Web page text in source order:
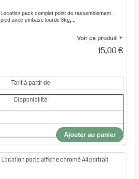
Location pack complet point de rassemblement :
pied avec embase lourde 8kg,...
Voir ce produit
15,00 €
Tarif à partir de
Disponibilité
Ajouter au panier
Location porte affiche chromé A4 portrait